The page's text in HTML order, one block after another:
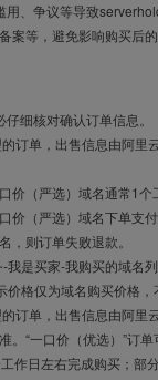
用、争议等导致
案等，避免影响购买后
细核对确认订单信息。
的订单，出售信息由阿
价（严选）域名通常1个
价（严选）域名下单支
，则订单失败退款。
是买家-我购买的域名
价格仅为域名购买价格
的订单，出售信息由阿
。“一口价（优选）”订
作日左右完成购买；部